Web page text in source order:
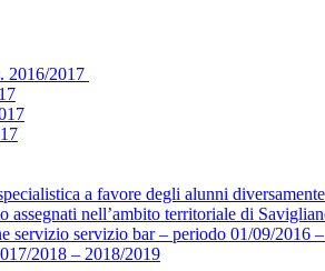
2016/2017
a favore degli alunni
nell’ambito territoriale di
servizio servizio bar – periodo 01/09/2016
2018 – 2018/2019